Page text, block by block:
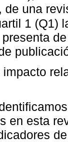
de una
1 (Q1)
en esta